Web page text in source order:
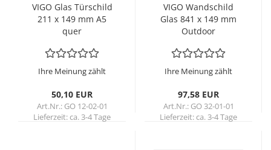
VIGO Glas Tür­schild
211 x 149 mm A5
quer
Ihre Meinung zählt
50,10 EUR
Art.Nr.: GO 12-02-01
Lieferzeit:ca. 3-4 Tage
VIGO Wand­schild
Glas 841 x 149 mm
Out­door
Ihre Meinung zählt
97,58 EUR
Art.Nr.: GO 32-01-01
Lieferzeit:ca. 3-4 Tage